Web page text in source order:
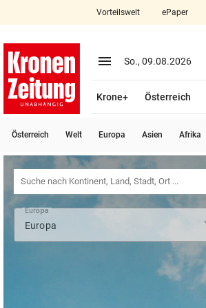
account_circle Anmelden
bookmark Merkliste
search
Suchbegriff
eingeben
Vorteilswelt ePaper
menu Menü aufklappen
So., 09.08.2026
Krone+ Österreich
Österreich Welt Europa Asien Afrika
Europa